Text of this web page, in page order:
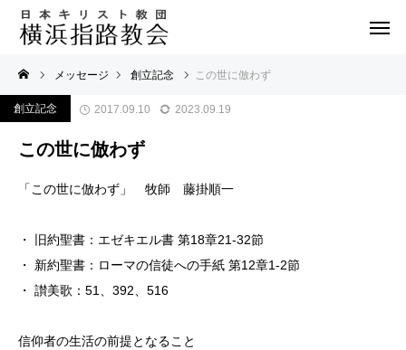
メッセージ 創立記念 この世に倣わず
創立記念 2017.09.10 2023.09.19
この世に倣わず
「この世に倣わず」 牧師 藤掛順一
・ 旧約聖書：エゼキエル書 第18章21-32節
・ 新約聖書：ローマの信徒への手紙 第12章1-2節
・ 讃美歌：51、392、516
信仰者の生活の前提となること